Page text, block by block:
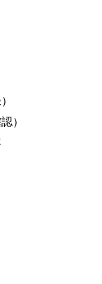
）